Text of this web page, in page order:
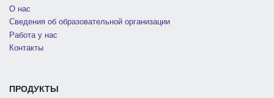
О нас
Сведения об образовательной организации
Работа у нас
Контакты
ПРОДУКТЫ